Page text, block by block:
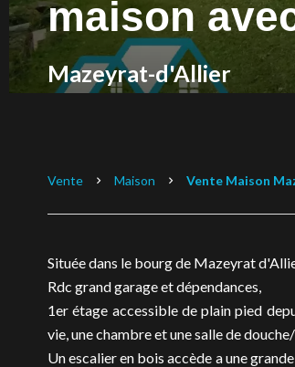
maison
Mazeyrat-d'Allier
Vente Maison Vente Maison
Située dans le bourg de Mazeyrat
Rdc grand garage et dépendances,
1er étage accessible de plain pied
vie, une chambre et une salle de
Un escalier en bois accède a une